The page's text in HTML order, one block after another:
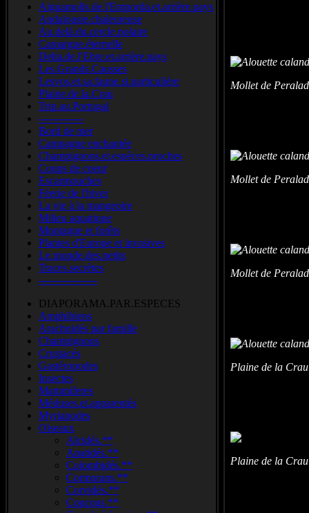
Aiguamolls.de.l'Emporda.et.arrière.pays
Andalousie.chaleureuse
Au.delà.du.cercle.polaire
Camargue.éternelle
Delta.de.l'Ebre.et.arrière.pays
Les.Grands.Causses
Lesvos.et.sa.faune.si.particulière
Plaine.de.la.Crau
Trip.au.Portugal
-------------
Bord de mer
Campagne enchantée
Champignons.et.espèces.proches
Coups de coeur
Escarmouches
Féerie de l'hiver
La vie à la mangeoire
Milieu aquatique
Montagne et forêts
Plantes d'Europe et invasives
Le.monde.des.petits
Traces.secrètes
-----------------
DIAPORAMA.PAR.ESPECES
Amphibiens
Arachnidés par famille
Champignons
Crustacés
Gastéropodes
Insectes
Mammiferes
Méduses.et.apparentés
Myriapodes
Oiseaux
Alcidés.**
Anatidés.**
Colombidés.**
Cormorans.**
Corvidés.**
Coucous.**
Mollet de
Mollet de
Mollet de
Plaine de la
Plaine de la